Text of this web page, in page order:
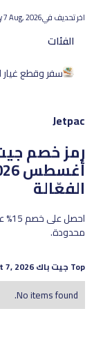
اخر تحديف في7 Aug, 2026
الفئات
سفر وقطع غيار
Jetpac
رمز خصم
الفعّالة
محدودة.
Top جيت باكUAE Promo Codes for
7, 2026
No items found.